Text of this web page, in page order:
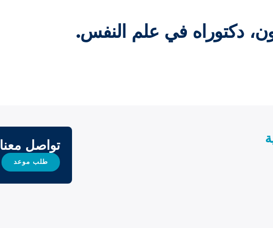
دكتوراه في علم النفس.
تواصل معنا
طلب موعد